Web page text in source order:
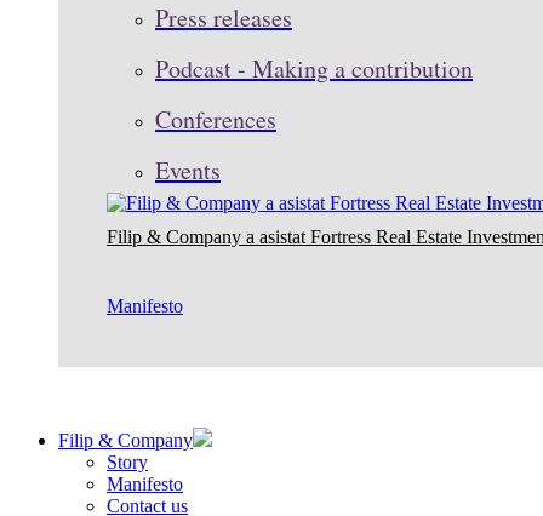
Press releases
Podcast - Making a contribution
Conferences
Events
Filip & Company a asistat Fortress Real Estate
Manifesto
Filip & Company
Story
Manifesto
Contact us